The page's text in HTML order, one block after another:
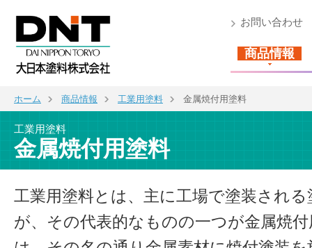
お問い合わせ
商品情報
ホーム 商品情報 工業用塗料 金属焼付用塗料
工業用塗料
金属焼付用塗料
工業用塗料とは、主に工場で塗装され
が、その代表的なものの一つが金属焼